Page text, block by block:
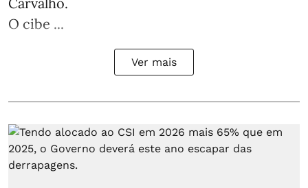
O cibe ...
Ver mais